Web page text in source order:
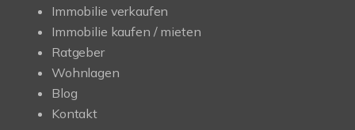
Immobilie verkaufen
Immobilie kaufen / mieten
Ratgeber
Wohnlagen
Blog
Kontakt